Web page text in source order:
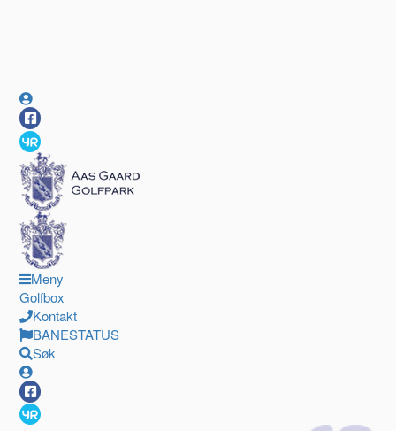
Meny
Golfbox
Kontakt
BANESTATUS
Søk